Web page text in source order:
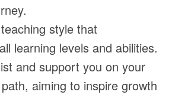
style that
learning levels and abilities.
and support you on your
aiming to inspire growth